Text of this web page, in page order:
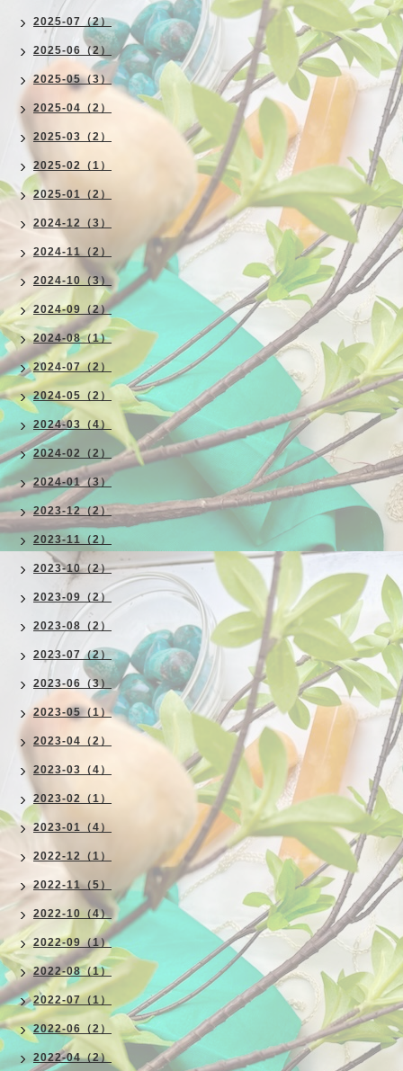
2025-07（2）
2025-06（2）
2025-05（3）
2025-04（2）
2025-03（2）
2025-02（1）
2025-01（2）
2024-12（3）
2024-11（2）
2024-10（3）
2024-09（2）
2024-08（1）
2024-07（2）
2024-05（2）
2024-03（4）
2024-02（2）
2024-01（3）
2023-12（2）
2023-11（2）
2023-10（2）
2023-09（2）
2023-08（2）
2023-07（2）
2023-06（3）
2023-05（1）
2023-04（2）
2023-03（4）
2023-02（1）
2023-01（4）
2022-12（1）
2022-11（5）
2022-10（4）
2022-09（1）
2022-08（1）
2022-07（1）
2022-06（2）
2022-04（2）